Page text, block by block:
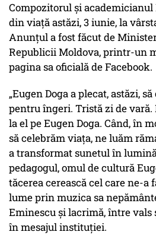
Compozitorul și academicianul
din viață astăzi, 3 iunie, la
Anunțul a fost făcut de
Republicii Moldova, printr-un
pagina sa oficială de Facebook.
„Eugen Doga a plecat, astăzi,
pentru îngeri. Tristă zi de
la el pe Eugen Doga. Când, în
să celebrăm viața, ne luăm
a transformat sunetul în
pedagogul, omul de cultură
tăcerea cerească cel care ne-a
lume prin muzica sa
Eminescu și lacrimă, între vals
în mesajul instituției.